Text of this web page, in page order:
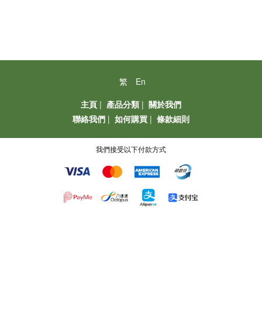
繁
En
主頁 | 產品分類 | 關於我們
聯絡我們 | 如何購買 | 條款細則
我們接受以下付款方式